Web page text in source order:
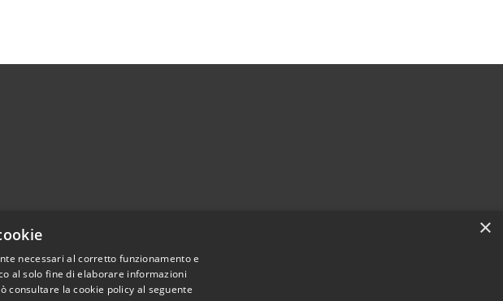
© 2026 • Comune di Provaglio Val Sabbia • Powered by
×
necessari al corretto funzionamento e
al solo fine di elaborare informazioni
consultare la cookie policy al seguente